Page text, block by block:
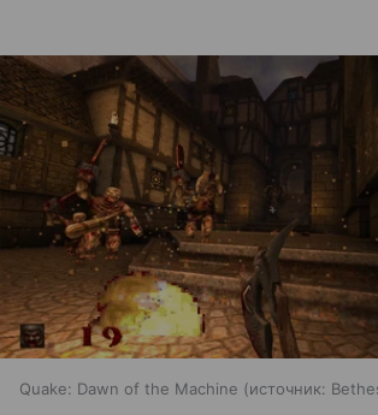
Quake: Dawn of the Machine источник: